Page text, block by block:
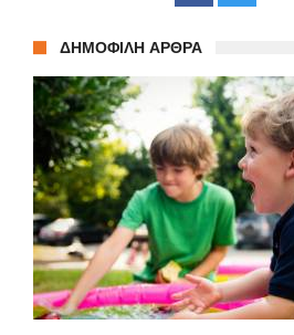
ΔΗΜΟΦΙΛΉ ΆΡΘΡΑ